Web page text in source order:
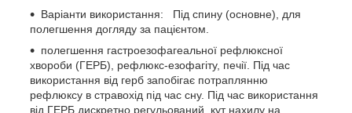
Варіанти використання: Під спину (основне), для
полегшення догляду за пацієнтом.
полегшення гастроезофагеальної рефлюксної
хвороби (ГЕРБ), рефлюкс-езофагіту, печії. Під час
використання від герб запобігає потраплянню
рефлюксу в стравохід під час сну. Під час використання
від ГЕРБ дискретно регульований кут нахилу на